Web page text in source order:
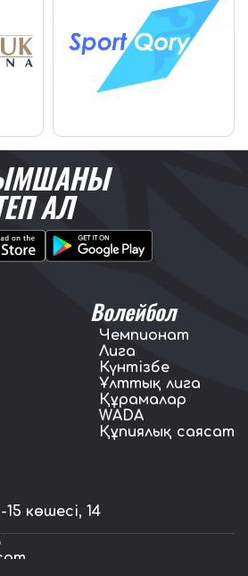
АЛ
Волейбол
Чемпионат
Лига
Күнтізбе
Ұлттық лига
Құрамалар
WADA
Құпиялық саясат
көшесі, 14